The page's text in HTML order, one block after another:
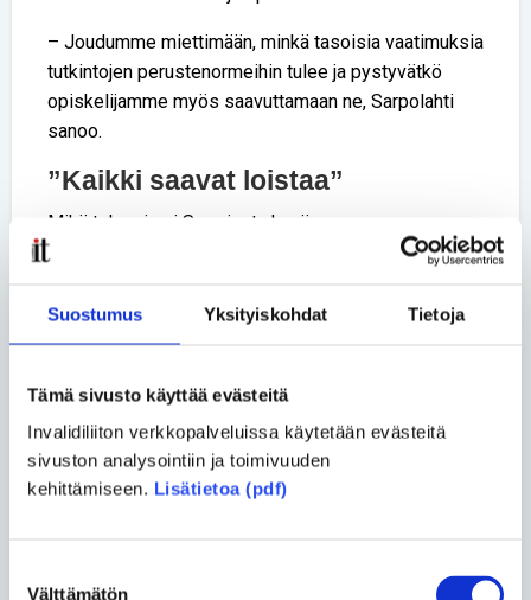
Suostumus Yksityiskohdat Tietoja
Tämä sivusto käyttää evästeitä
Invalidiliiton verkkopalveluissa käytetään evästeitä
sivuston analysointiin ja toimivuuden
kehittämiseen. Lisätietoa (pdf)
Välttämätön
– Joudumme miettimään, minkä tasoisia vaatimuksia
tutkintojen perustenormeihin tulee ja pystyvätkö
opiskelijamme myös saavuttamaan ne, Sarpolahti
sanoo.
”Kaikki saavat loistaa”
Mikä tekee juuri Spesiasta hyvän
ammattioppilaitoksen?
opiskelijamme saisi loistaa. Pyrimme siihen, että he
löytämään oman ammatin ja aloittamaan itsenäisen
elämän, Meriläinen sanoo.
– Asuntolatoimintamme on hyvin poikkeuksellista.
Neljällä paikkakunnallamme osa opiskelijoista asuu
valttikortti opintojen läpäisyn kannalta, Sarpolahti